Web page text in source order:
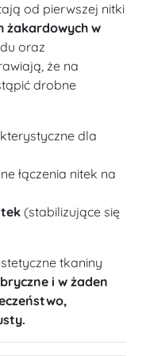
od pierwszej nitki
żakardowych w
oraz
że na
drobne
dla
łączenia nitek na
(stabilizujące się
tkaniny
i w żaden